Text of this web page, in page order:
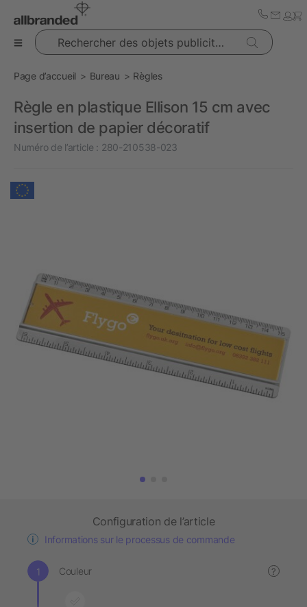
Rechercher des objets publicitaires
Page d’accueil Bureau Règles
Règle en plastique Ellison 15 cm avec
insertion de papier décoratif
Numéro de l’article : 280-210538-023
Configuration de l’article
Informations sur le processus de commande
Couleur ?